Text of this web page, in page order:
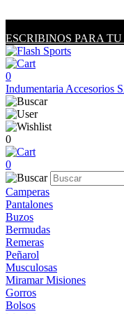
ESCRIBINOS PARA
0
Indumentaria Accesorios
0
0
Camperas
Pantalones
Buzos
Bermudas
Remeras
Peñarol
Musculosas
Miramar Misiones
Gorros
Bolsos